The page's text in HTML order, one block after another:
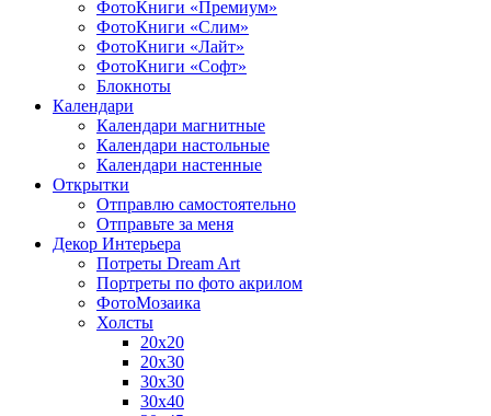
ФотоКниги «Премиум»
ФотоКниги «Слим»
ФотоКниги «Лайт»
ФотоКниги «Софт»
Блокноты
Календари
Календари магнитные
Календари настольные
Календари настенные
Открытки
Отправлю самостоятельно
Отправьте за меня
Декор Интерьера
Потреты Dream Art
Портреты по фото акрилом
ФотоМозаика
Холсты
20х20
20х30
30х30
30х40